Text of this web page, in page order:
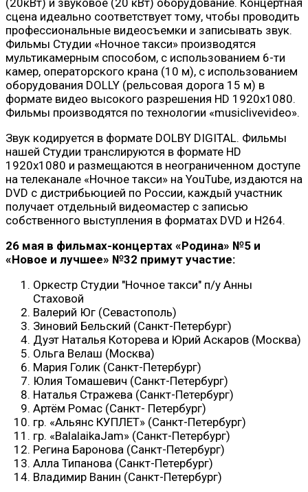
сцена идеально соответствует тому, чтобы проводить
профессиональные видеосъемки и записывать звук.
Фильмы Студии «Ночное такси» производятся
мультикамерным способом, с использованием 6-ти
камер, операторского крана (10 м), с использованием
оборудования DOLLY (рельсовая дорога 15 м) в
формате видео высокого разрешения HD 1920х1080.
Фильмы производятся по технологии «musiclivevideo».
Звук кодируется в формате DOLBY DIGITAL. Фильмы
нашей Студии транслируются в формате HD
1920х1080 и размещаются в неограниченном доступе
на телеканале «Ночное такси» на YouTube, издаются на
DVD с дистрибьюцией по России, каждый участник
получает отдельный видеомастер с записью
собственного выступления в форматах DVD и H264.
26 мая в фильмах-концертах «Родина» №5 и
«Новое и лучшее» №32 примут участие:
Оркестр Студии "Ночное такси" п/у Анны
Стаховой
Валерий Юг (Севастополь)
Зиновий Бельский (Санкт-Петербург)
Дуэт Наталья Которева и Юрий Аскаров (Москва)
Ольга Велаш (Москва)
Мария Голик (Санкт-Петербург)
Юлия Томашевич (Санкт-Петербург)
Наталья Стражева (Санкт-Петербург)
Артём Ромас (Санкт- Петербург)
гр. «Альянс КУПЛЕТ» (Санкт-Петербург)
гр. «BalalaikaJam» (Санкт-Петербург)
Регина Баронова (Санкт-Петербург)
Алла Типанова (Санкт-Петербург)
Владимир Ванин (Санкт-Петербург)